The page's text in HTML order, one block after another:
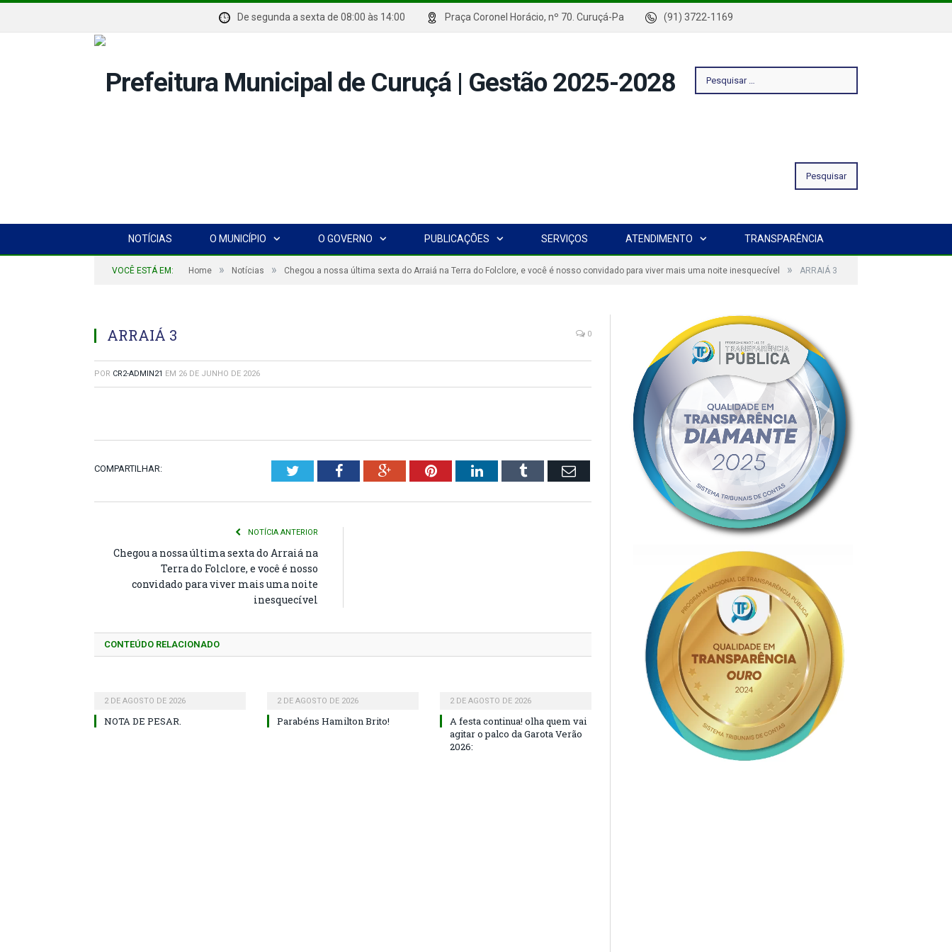
De segunda a sexta de 08:00 às 14:00 Praça Coronel Horácio, nº 70. Curuçá-Pa (91) 3722-1169
Pesquisar
NOTÍCIAS O MUNICÍPIO O GOVERNO PUBLICAÇÕES SERVIÇOS ATENDIMENTO TRANSPARÊNCIA
VOCÊ ESTÁ EM: Home » Notícias » Chegou a nossa última sexta do Arraiá na Terra do Folclore, e você é nosso convidado para viver mais uma noite inesquecível » ARRAIÁ 3
ARRAIÁ 3 0
POR CR2-ADMIN21 EM 26 DE JUNHO DE 2026
COMPARTILHAR: TwitterFacebookGoogle+PinterestLinkedInTumblr Email
NOTÍCIA ANTERIOR
Chegou a nossa última sexta do Arraiá na
Terra do Folclore, e você é nosso
convidado para viver mais uma noite
inesquecível
CONTEÚDO RELACIONADO
2 DE AGOSTO DE 2026
NOTA DE PESAR.
2 DE AGOSTO DE 2026
Parabéns Hamilton Brito!
2 DE AGOSTO DE 2026
A festa continua! olha quem vai
agitar o palco da Garota Verão
2026: